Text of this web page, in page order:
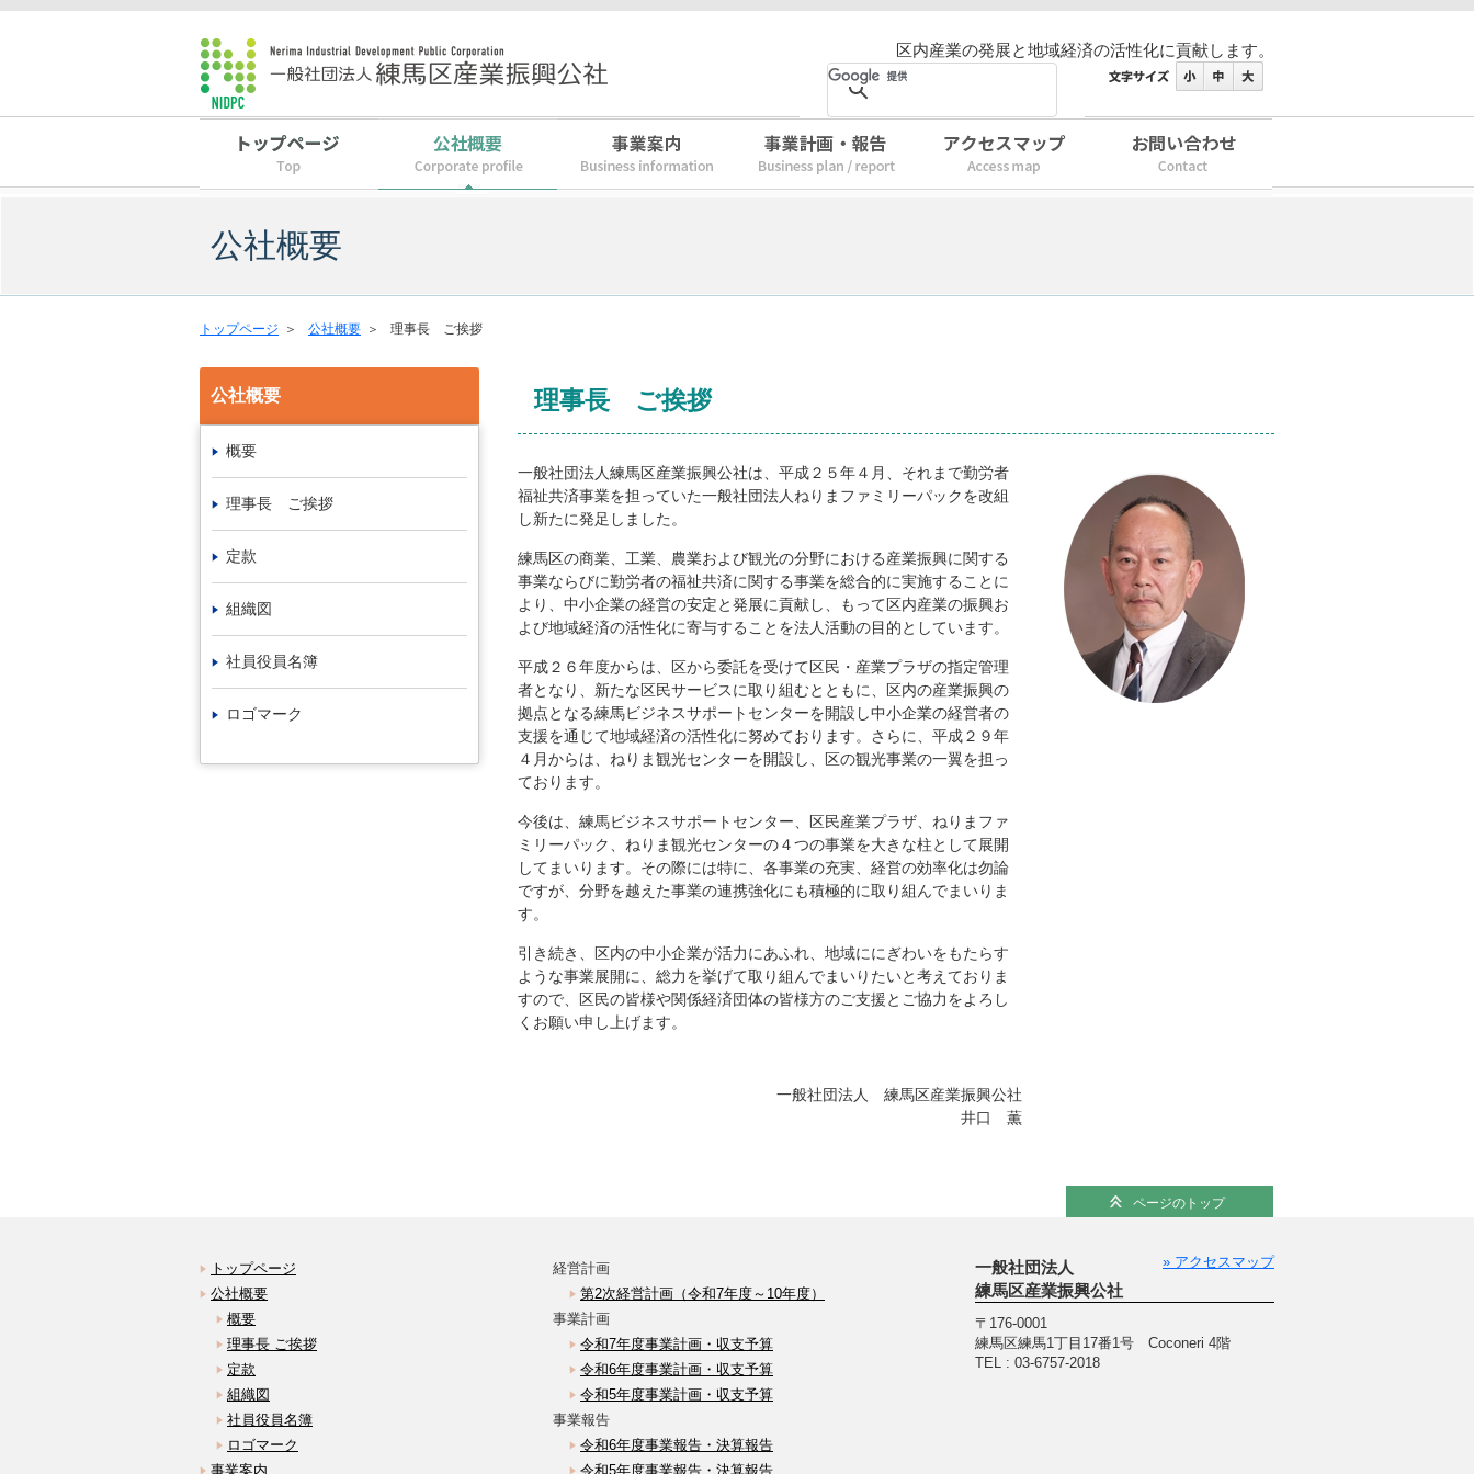
区内産業の発展と地域経済の活性化に貢献します。
公社概要
トップページ ＞ 公社概要 ＞ 理事長 ご挨拶
理事長 ご挨拶
一般社団法人練馬区産業振興公社は、平成２５年４月、それまで勤労者
福祉共済事業を担っていた一般社団法人ねりまファミリーパックを改組
し新たに発足しました。
練馬区の商業、工業、農業および観光の分野における産業振興に関する
事業ならびに勤労者の福祉共済に関する事業を総合的に実施することに
より、中小企業の経営の安定と発展に貢献し、もって区内産業の振興お
よび地域経済の活性化に寄与することを法人活動の目的としています。
平成２６年度からは、区から委託を受けて区民・産業プラザの指定管理
者となり、新たな区民サービスに取り組むとともに、区内の産業振興の
拠点となる練馬ビジネスサポートセンターを開設し中小企業の経営者の
支援を通じて地域経済の活性化に努めております。さらに、平成２９年
４月からは、ねりま観光センターを開設し、区の観光事業の一翼を担っ
ております。
今後は、練馬ビジネスサポートセンター、区民産業プラザ、ねりまファ
ミリーパック、ねりま観光センターの４つの事業を大きな柱として展開
してまいります。その際には特に、各事業の充実、経営の効率化は勿論
ですが、分野を越えた事業の連携強化にも積極的に取り組んでまいりま
す。
引き続き、区内の中小企業が活力にあふれ、地域ににぎわいをもたらす
ような事業展開に、総力を挙げて取り組んでまいりたいと考えておりま
すので、区民の皆様や関係経済団体の皆様方のご支援とご協力をよろし
くお願い申し上げます。
一般社団法人 練馬区産業振興公社
井口 薫
公社概要
概要
理事長 ご挨拶
定款
組織図
社員役員名簿
ロゴマーク
ページのトップ
トップページ
公社概要
概要
理事長 ご挨拶
定款
組織図
社員役員名簿
ロゴマーク
事業案内
経営計画
第2次経営計画（令和7年度～10年度）
事業計画
令和7年度事業計画・収支予算
令和6年度事業計画・収支予算
令和5年度事業計画・収支予算
事業報告
令和6年度事業報告・決算報告
令和5年度事業報告・決算報告
» アクセスマップ
一般社団法人
練馬区産業振興公社
〒176-0001
練馬区練馬1丁目17番1号 Coconeri 4階
TEL : 03-6757-2018